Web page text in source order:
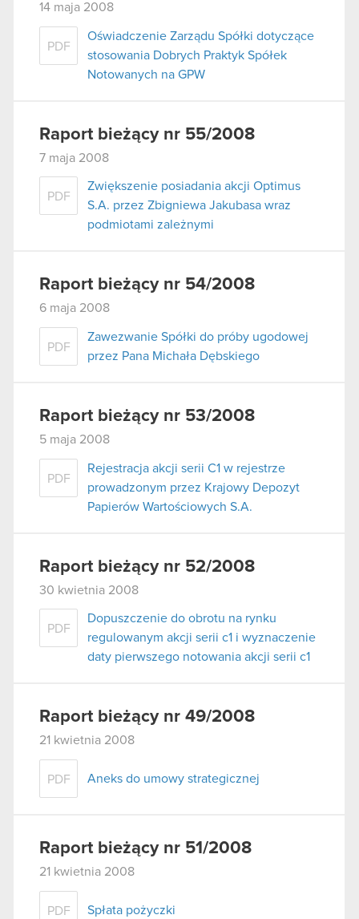
14 maja 2008
PDF
Oświadczenie Zarządu Spółki dotyczące
stosowania Dobrych Praktyk Spółek
Notowanych na GPW
Raport bieżący nr 55/2008
7 maja 2008
PDF
Zwiększenie posiadania akcji Optimus
S.A. przez Zbigniewa Jakubasa wraz
podmiotami zależnymi
Raport bieżący nr 54/2008
6 maja 2008
PDF
Zawezwanie Spółki do próby ugodowej
przez Pana Michała Dębskiego
Raport bieżący nr 53/2008
5 maja 2008
PDF
Rejestracja akcji serii C1 w rejestrze
prowadzonym przez Krajowy Depozyt
Papierów Wartościowych S.A.
Raport bieżący nr 52/2008
30 kwietnia 2008
PDF
Dopuszczenie do obrotu na rynku
regulowanym akcji serii c1 i wyznaczenie
daty pierwszego notowania akcji serii c1
Raport bieżący nr 49/2008
21 kwietnia 2008
PDF Aneks do umowy strategicznej
Raport bieżący nr 51/2008
21 kwietnia 2008
PDF Spłata pożyczki